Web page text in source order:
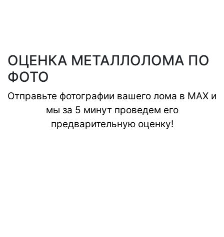
ОЦЕНКА МЕТАЛЛОЛОМА ПО
ФОТО
Отправьте фотографии вашего лома в MAX и
мы за 5 минут проведем его
предварительную оценку!